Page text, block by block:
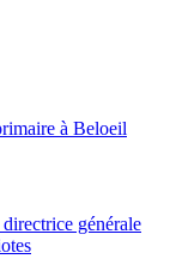
à Beloeil
générale